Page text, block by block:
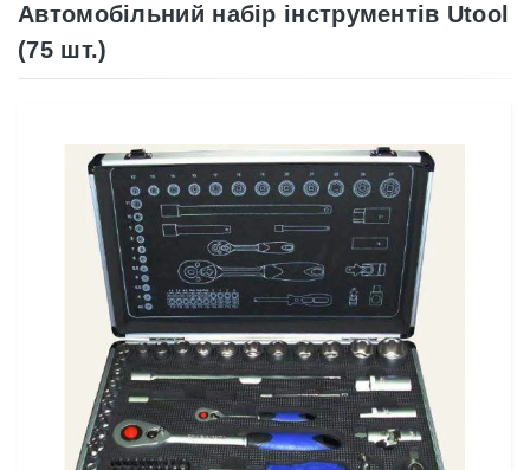
Автомобільний набір інструментів Utool
(75 шт.)